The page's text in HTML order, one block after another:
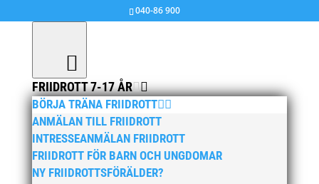
040-86 900
FRIIDROTT 7-17 ÅR
BÖRJA TRÄNA FRIIDROTT
ANMÄLAN TILL FRIIDROTT
INTRESSEANMÄLAN FRIIDROTT
FRIIDROTT FÖR BARN OCH UNGDOMAR
NY FRIIDROTTSFÖRÄLDER?